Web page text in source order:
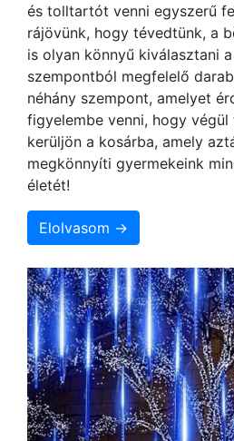
és tolltartót venni egyszerű
rájövünk, hogy tévedtünk, a
is olyan könnyű kiválasztani
szempontból megfelelő
néhány szempont, amelyet
figyelembe venni, hogy
kerüljön a kosárba, amely
megkönnyíti gyermekeink
életét!
Elolvasom →